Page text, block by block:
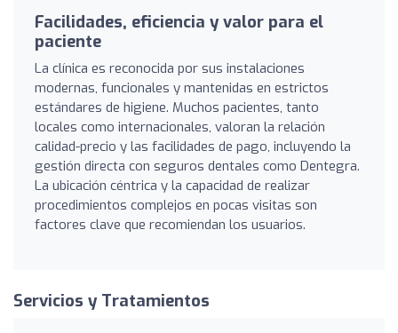
Facilidades, eficiencia y valor para el
paciente
La clínica es reconocida por sus instalaciones
modernas, funcionales y mantenidas en estrictos
estándares de higiene. Muchos pacientes, tanto
locales como internacionales, valoran la relación
calidad-precio y las facilidades de pago, incluyendo la
gestión directa con seguros dentales como Dentegra.
La ubicación céntrica y la capacidad de realizar
procedimientos complejos en pocas visitas son
factores clave que recomiendan los usuarios.
Servicios y Tratamientos